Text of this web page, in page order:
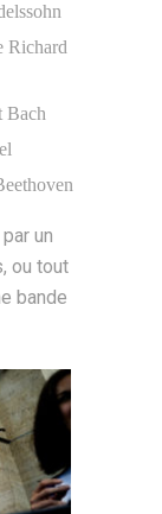
Richard
Bach
un
ou tout
bande